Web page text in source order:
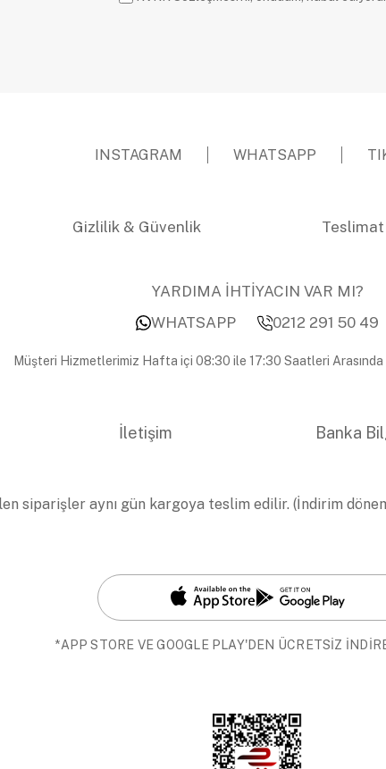
INSTAGRAM WHATSAPP
Gizlilik & Güvenlik
YARDIMA İHTİYACIN VAR MI?
WHATSAPP
0212 291 50 49
Müşteri Hizmetlerimiz Hafta içi 08:30 ile 17:30 Saatleri
İletişim Banka
siparişler aynı gün kargoya teslim edilir. (İndirim
*APP STORE VE GOOGLE PLAY'DEN ÜCRETSİZ